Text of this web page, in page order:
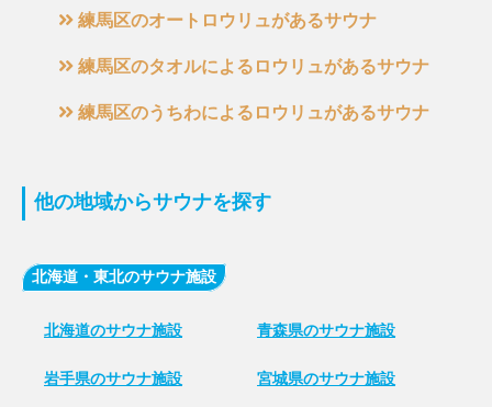
練馬区のオートロウリュがあるサウナ
練馬区のタオルによるロウリュがあるサウナ
練馬区のうちわによるロウリュがあるサウナ
他の地域からサウナを探す
北海道・東北のサウナ施設
北海道のサウナ施設 青森県のサウナ施設
岩手県のサウナ施設 宮城県のサウナ施設